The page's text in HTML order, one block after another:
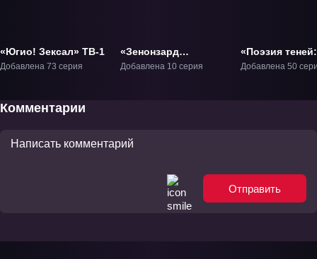
«Югио! Зексал» ТВ-1
Добавлена 73 серия
«Зенонзард
Анимация» ТВ-1
Добавлена 10 серия
«Поэзия теней:
Пламя» ТВ-2
Добавлена 50
Комментарии
Отправить